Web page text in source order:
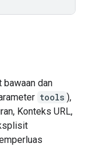
bawaan dan
tools ),
Konteks URL,